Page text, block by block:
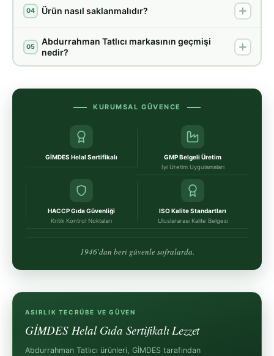
04 Ürün nasıl saklanmalıdır?
05
Abdurrahman Tatlıcı markasının geçmişi
nedir?
KURUMSAL GÜVENCE
GİMDES Helal Sertifikalı GMP Belgeli Üretim
İyi Üretim Uygulamaları
HACCP Gıda Güvenliği
Kritik Kontrol Noktaları
ISO Kalite Standartları
Uluslararası Kalite Belgesi
1946'dan beri güvenle sofralarda.
ASIRLIK TECRÜBE VE GÜVEN
GİMDES Helal Gıda Sertifikalı Lezzet
Abdurrahman Tatlıcı ürünleri, GİMDES tarafından